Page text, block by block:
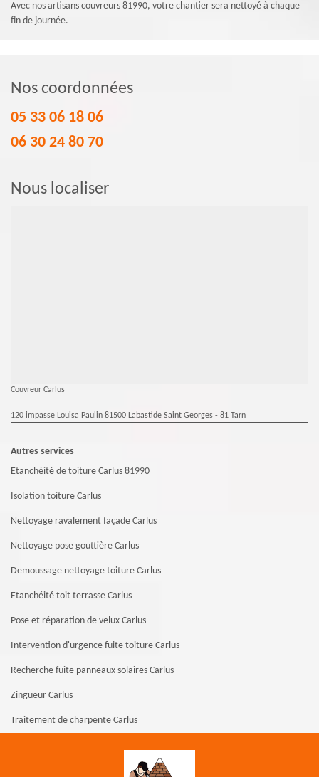
Avec nos artisans couvreurs 81990, votre chantier sera nettoyé à chaque
fin de journée.
Nos coordonnées
05 33 06 18 06
06 30 24 80 70
Nous localiser
Couvreur Carlus
120 impasse Louisa Paulin 81500 Labastide Saint Georges - 81 Tarn
Autres services
Etanchéité de toiture Carlus 81990
Isolation toiture Carlus
Nettoyage ravalement façade Carlus
Nettoyage pose gouttière Carlus
Demoussage nettoyage toiture Carlus
Etanchéité toit terrasse Carlus
Pose et réparation de velux Carlus
Intervention d'urgence fuite toiture Carlus
Recherche fuite panneaux solaires Carlus
Zingueur Carlus
Traitement de charpente Carlus